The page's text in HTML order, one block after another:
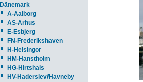
Dänemark
A-Aalborg
AS-Arhus
E-Esbjerg
FN-Frederikshaven
H-Helsingor
HM-Hanstholm
HG-Hirtshals
HV-Haderslev/Havneby